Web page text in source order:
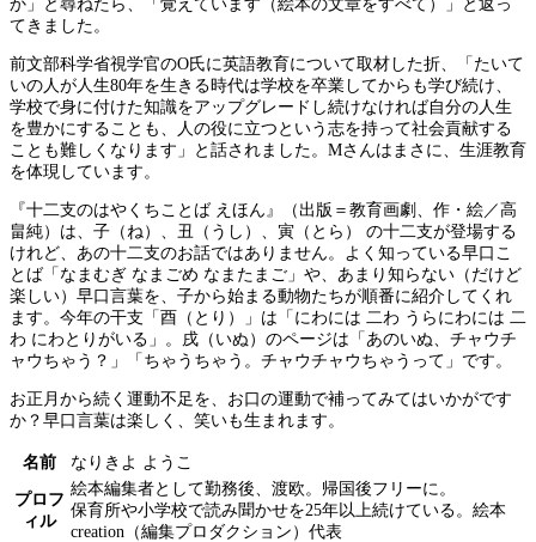
か」と尋ねたら、「覚えています（絵本の文章をすべて）」と返っ
てきました。
前文部科学省視学官のO氏に英語教育について取材した折、「たいて
いの人が人生80年を生きる時代は学校を卒業してからも学び続け、
学校で身に付けた知識をアップグレードし続けなければ自分の人生
を豊かにすることも、人の役に立つという志を持って社会貢献する
ことも難しくなります」と話されました。Mさんはまさに、生涯教育
を体現しています。
『十二支のはやくちことば えほん』（出版＝教育画劇、作・絵／高
畠純）は、子（ね）、丑（うし）、寅（とら） の十二支が登場する
けれど、あの十二支のお話ではありません。よく知っている早口こ
とば「なまむぎ なまごめ なまたまご」や、あまり知らない（だけど
楽しい）早口言葉を、子から始まる動物たちが順番に紹介してくれ
ます。今年の干支「酉（とり）」は「にわには 二わ うらにわには 二
わ にわとりがいる」。戌（いぬ）のページは「あのいぬ、チャウチ
ャウちゃう？」「ちゃうちゃう。チャウチャウちゃうって」です。
お正月から続く運動不足を、お口の運動で補ってみてはいかがです
か？早口言葉は楽しく、笑いも生まれます。
名前 なりきよ ようこ
プロフ
ィル
絵本編集者として勤務後、渡欧。帰国後フリーに。
保育所や小学校で読み聞かせを25年以上続けている。絵本
creation（編集プロダクション）代表